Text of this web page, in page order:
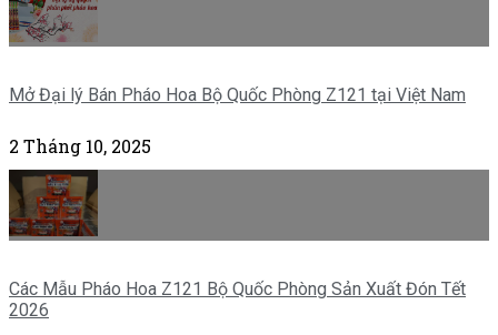
Mở Đại lý Bán Pháo Hoa Bộ Quốc Phòng Z121 tại Việt Nam
2 Tháng 10, 2025
Các Mẫu Pháo Hoa Z121 Bộ Quốc Phòng Sản Xuất Đón Tết
2026